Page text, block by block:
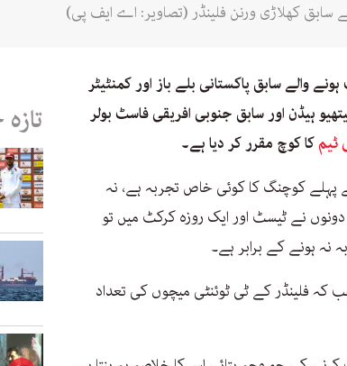
سابق کھلاڑی ورنن فلینڈر (تصاویر: اے ایف پی)
والے سابق پاکستانی بلے باز اور کمنٹیٹر
ہیڈن اور سابق جنوبی افریقی فاسٹ بولر
ٹیمکا کوچ مقرر کر دیا ہے۔
پہلے کوچنگ کا کوئی خاص تجربہ ہے، نہ
نے ٹیسٹ اور ایک روزہ کرکٹ میں تو
نہ ہونے کے برابر ہے۔
کہ فلینڈر کے ٹی ٹوئنٹی میچوں کی تعداد